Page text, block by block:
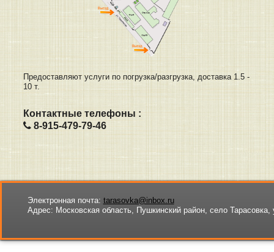
Предоставляют услуги по погрузка/разгрузка, доставка 1.5 -
10 т.
Контактные телефоны :
8-915-479-79-46
Электронная почта: tarasovka@inbox.ru
Адрес: Московская область, Пушкинский район, село